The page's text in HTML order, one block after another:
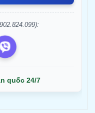
quốc 24/7